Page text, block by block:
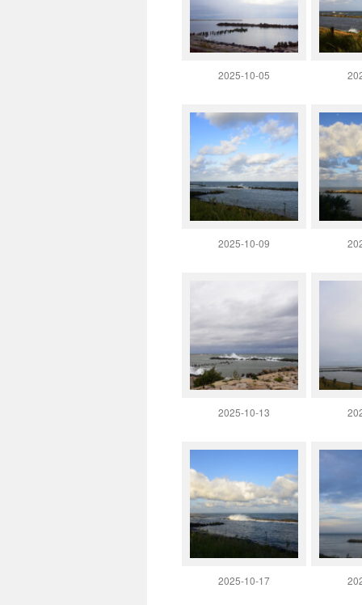
2025-10-05
2025-10-09
2025-10-13
2025-10-17